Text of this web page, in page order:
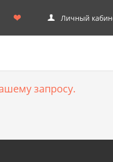
Личный
запросу.